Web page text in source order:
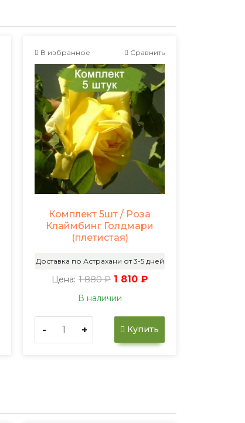
В избранное Сравнить
Комплект 5шт / Роза
Клаймбинг Голдмари
(плетистая)
Доставка по Астрахани от 3-5 дней
Цена: 1 880 ₽ 1 810 ₽
В наличии
- + Купить